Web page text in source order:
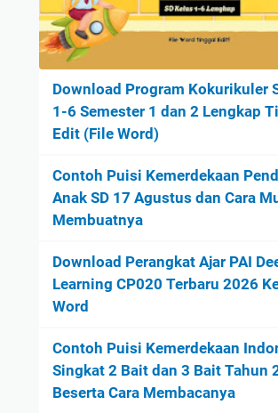
Download Program Kokurikuler
1-6 Semester 1 dan 2 Lengkap
Edit (File Word)
Contoh Puisi Kemerdekaan
Anak SD 17 Agustus dan Cara
Membuatnya
Download Perangkat Ajar PAI
Learning CP020 Terbaru 2026
Word
Contoh Puisi Kemerdekaan
Singkat 2 Bait dan 3 Bait Tahun
Beserta Cara Membacanya